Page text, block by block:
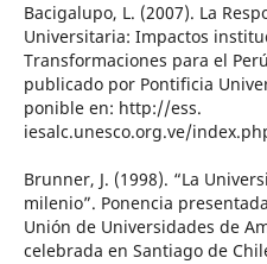
Bacigalupo, L. (2007). La
Universitaria: Impactos
Transformaciones para el
publicado por Pontificia
ponible en: http://ess.
iesalc.unesco.org.ve/
Brunner, J. (1998). “La
milenio”. Ponencia
Unión de Universidades de
celebrada en Santiago de